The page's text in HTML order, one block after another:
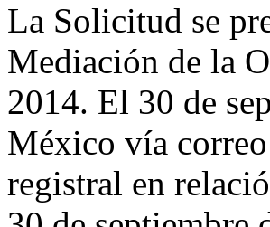
La Solicitud se
Mediación de la
2014. El 30 de
México vía
registral en